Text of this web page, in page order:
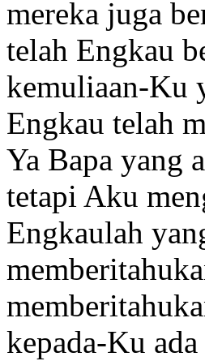
mereka juga
telah Engkau
kemuliaan-Ku
Engkau telah
Ya Bapa yang
tetapi Aku
Engkaulah
kepada-Ku